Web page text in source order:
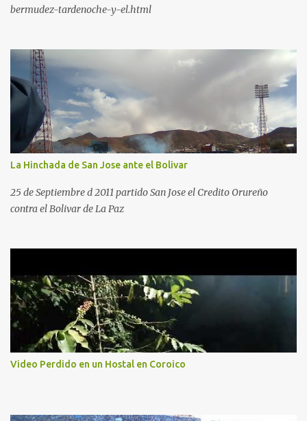
bermudez-tardenoche-y-el.html
La Hinchada de San Jose ante el Bolivar
25 de Septiembre d 2011 partido San Jose el Credito Orureño
contra el Bolivar de La Paz
Video Perdido en un Hostal en Coroico